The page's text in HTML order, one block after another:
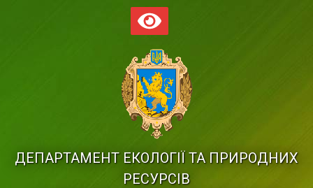
ДЕПАРТАМЕНТ ЕКОЛОГІЇ ТА ПРИРОДНИХ
РЕСУРСІВ